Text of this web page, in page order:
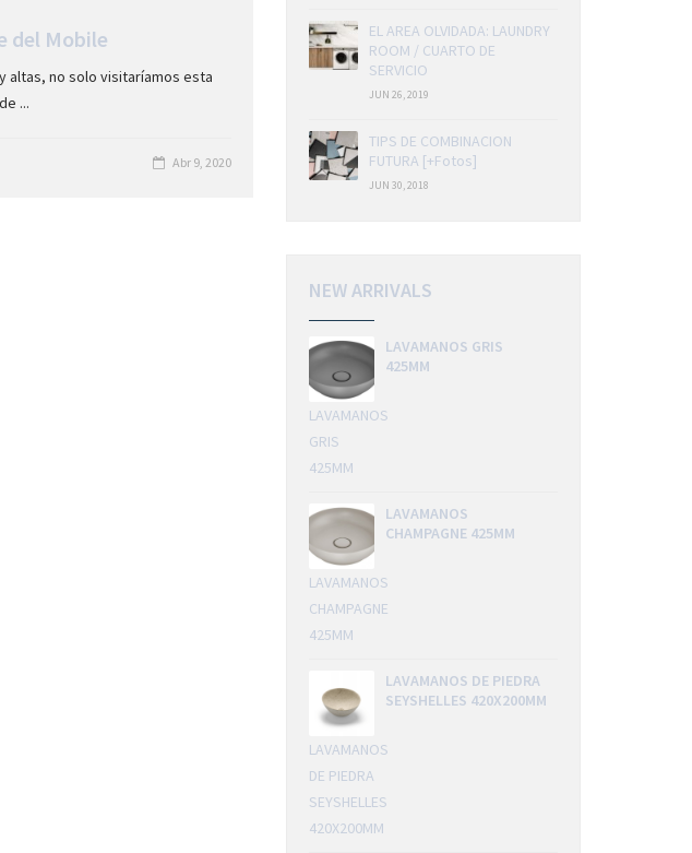
del Mobile
altas, no solo visitaríamos esta
...
Abr 9, 2020
EL AREA OLVIDADA: LAUNDRY
ROOM / CUARTO DE
SERVICIO
JUN 26, 2019
TIPS DE COMBINACION
FUTURA [+Fotos]
JUN 30, 2018
NEW ARRIVALS
LAVAMANOS
GRIS
425MM
LAVAMANOS GRIS
425MM
LAVAMANOS
CHAMPAGNE
425MM
LAVAMANOS
CHAMPAGNE 425MM
LAVAMANOS
DE PIEDRA
SEYSHELLES
420X200MM
LAVAMANOS DE PIEDRA
SEYSHELLES 420X200MM